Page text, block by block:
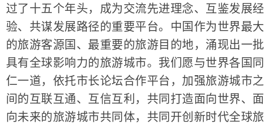
过了十五个年头，成为交流先进理念、互鉴发展经
验、共谋发展路径的重要平台。中国作为世界最大
的旅游客源国、最重要的旅游目的地，涌现出一批
具有全球影响力的旅游城市。我们愿与世界各国同
仁一道，依托市长论坛合作平台，加强旅游城市之
间的互联互通、互信互利，共同打造面向世界、面
向未来的旅游城市共同体，共同开创新时代全球旅